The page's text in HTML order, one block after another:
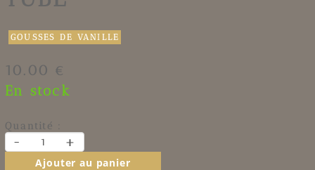
GOUSSES DE VANILLE
10.00 €
En stock
Quantité :
- +
Ajouter au panier